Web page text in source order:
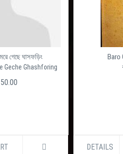
গেছে ঘাসফড়িং
Geche Ghashforing
Baro
DETAILS